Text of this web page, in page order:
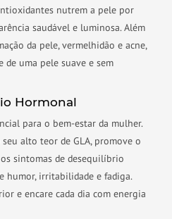
nutrem a pele por
saudável e luminosa. Além
da pele, vermelhidão e acne,
uma pele suave e sem
Hormonal
para o bem-estar da mulher.
alto teor de GLA, promove o
sintomas de desequilíbrio
humor, irritabilidade e fadiga.
e encare cada dia com energia